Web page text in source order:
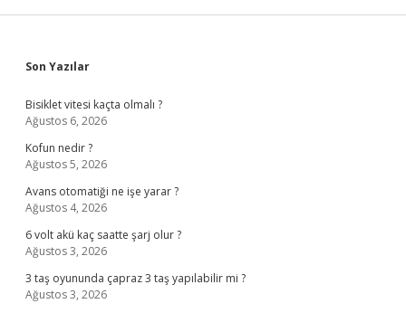
Sidebar
Son Yazılar
Bisiklet vitesi kaçta olmalı ?
Ağustos 6, 2026
Kofun nedir ?
Ağustos 5, 2026
Avans otomatiği ne işe yarar ?
Ağustos 4, 2026
6 volt akü kaç saatte şarj olur ?
Ağustos 3, 2026
3 taş oyununda çapraz 3 taş yapılabilir mi ?
Ağustos 3, 2026